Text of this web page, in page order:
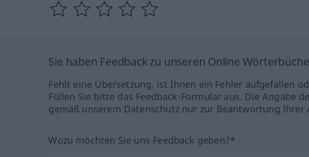
Sie haben Feedback zu unseren Online
Fehlt eine Übersetzung, ist Ihnen ein Fehler aufgefallen
Füllen Sie bitte das Feedback-Formular aus. Die Angabe
gemäß unserem Datenschutz nur zur Beantwortung Ihrer
Wozu möchten Sie uns Feedback geben?*